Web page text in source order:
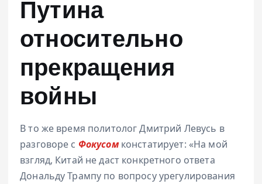
Путина
относительно
прекращения
войны
В то же время политолог Дмитрий Левусь в
разговоре с Фокусомконстатирует: «На мой
взгляд, Китай не даст конкретного ответа
Дональду Трампу по вопросу урегулирования